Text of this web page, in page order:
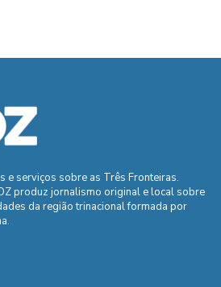
e serviços sobre as Três Fronteiras.
produz jornalismo original e local sobre
da região trinacional formada por